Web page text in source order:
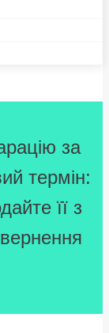
за
термін:
її з